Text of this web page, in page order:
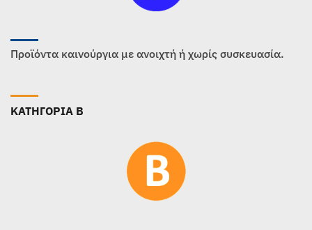
Προϊόντα καινούργια με ανοιχτή ή χωρίς συσκευασία.
ΚΑΤΗΓΟΡΙΑ B